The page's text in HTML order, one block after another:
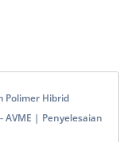
Polimer Hibrid
AVME | Penyelesaian